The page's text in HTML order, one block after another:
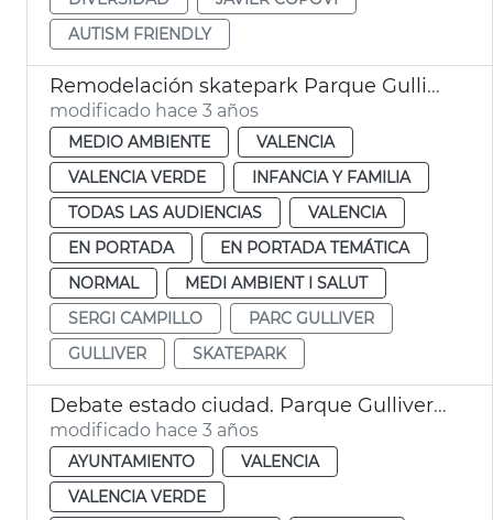
AUTISM FRIENDLY
Remodelación skatepark Parque Gulliver
modificado hace 3 años
MEDIO AMBIENTE
VALENCIA
VALENCIA VERDE
INFANCIA Y FAMILIA
TODAS LAS AUDIENCIAS
VALENCIA
EN PORTADA
EN PORTADA TEMÁTICA
NORMAL
MEDI AMBIENT I SALUT
SERGI CAMPILLO
PARC GULLIVER
GULLIVER
SKATEPARK
Debate estado ciudad. Parque Gulliver, energía y movilidad
modificado hace 3 años
AYUNTAMIENTO
VALENCIA
VALENCIA VERDE